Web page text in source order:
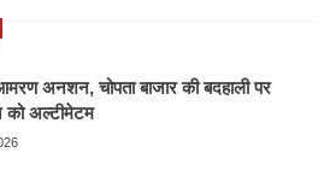
अनशन, चोपता बाजार की बदहाली पर
को अल्टीमेटम